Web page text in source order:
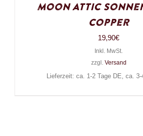
Moon Attic
Copper
19,90€
Inkl. MwSt.
zzgl. Versand
Lieferzeit: ca. 1-2 Tage DE, ca. 3-